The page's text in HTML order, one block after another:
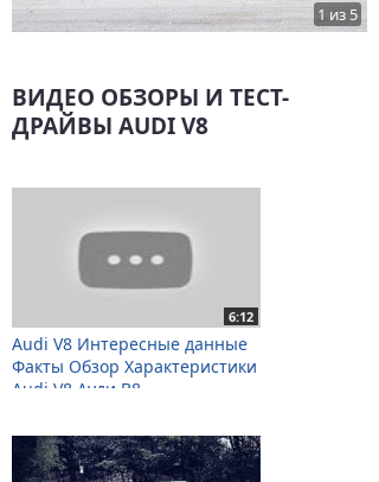
1 из 5
ВИДЕО ОБЗОРЫ И ТЕСТ-
ДРАЙВЫ AUDI V8
6:12
Audi V8 Интересные данные
Факты Обзор Характеристики
Audi V8 Ауди В8